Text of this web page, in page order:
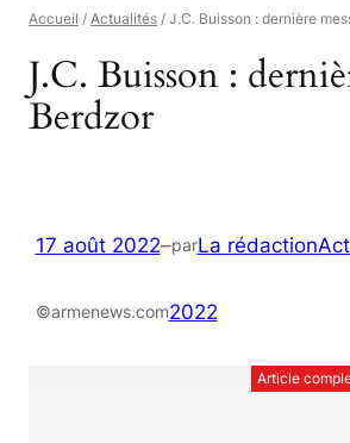
Accueil /Actualités / J.C. Buisson : dernière
J.C. Buisson :
Berdzor
17 août 2022–parLa rédaction
©armenews.com2022
Article